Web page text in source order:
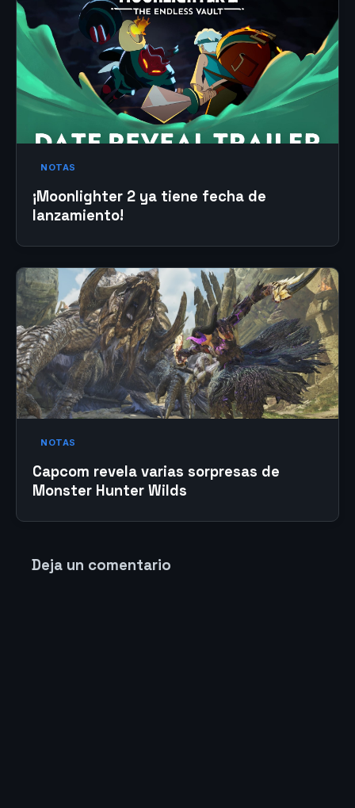
NOTAS
¡Moonlighter 2 ya tiene fecha de
lanzamiento!
NOTAS
Capcom revela varias sorpresas de
Monster Hunter Wilds
Deja un comentario